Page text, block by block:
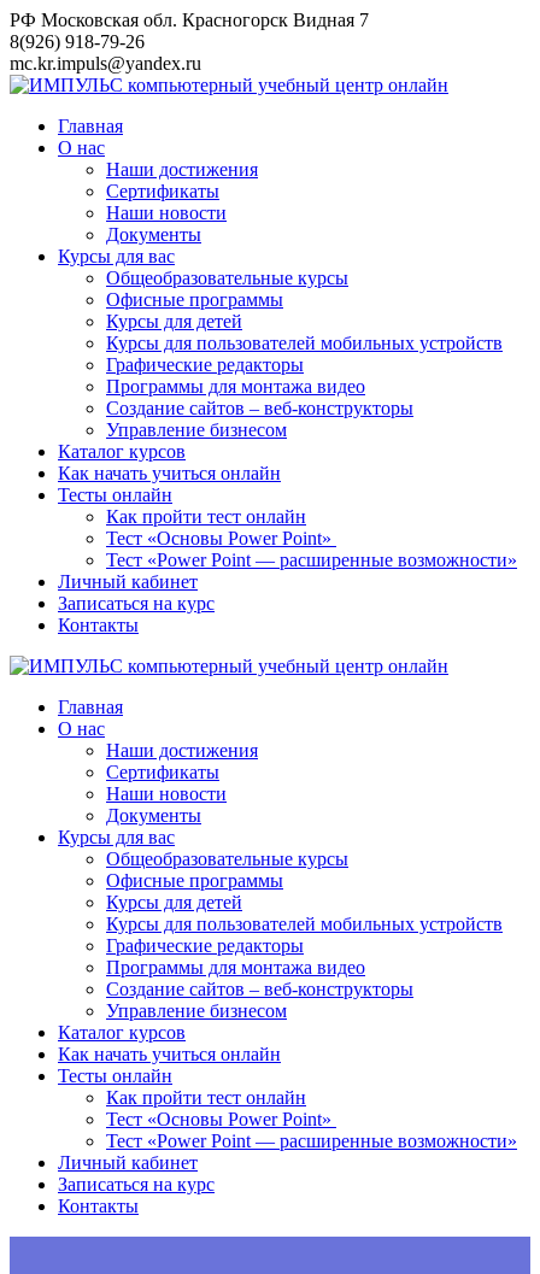
Перейти
к
контенту
РФ Московская обл. Красногорск Видная 7
8(926) 918-79-26
mc.kr.impuls@yandex.ru
Главная
О нас
Наши достижения
Сертификаты
Наши новости
Документы
Курсы для вас
Общеобразовательные курсы
Офисные программы
Курсы для детей
Курсы для пользователей мобильных устройств
Графические редакторы
Программы для монтажа видео
Создание сайтов – веб-конструкторы
Управление бизнесом
Каталог курсов
Как начать учиться онлайн
Тесты онлайн
Как пройти тест онлайн
Тест «Основы Power Point»
Тест «Power Point — расширенные возможности»
Личный кабинет
Записаться на курс
Контакты
Главная
О нас
Наши достижения
Сертификаты
Наши новости
Документы
Курсы для вас
Общеобразовательные курсы
Офисные программы
Курсы для детей
Курсы для пользователей мобильных устройств
Графические редакторы
Программы для монтажа видео
Создание сайтов – веб-конструкторы
Управление бизнесом
Каталог курсов
Как начать учиться онлайн
Тесты онлайн
Как пройти тест онлайн
Тест «Основы Power Point»
Тест «Power Point — расширенные возможности»
Личный кабинет
Записаться на курс
Контакты